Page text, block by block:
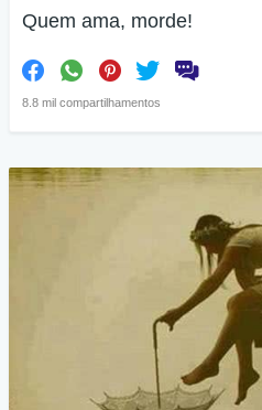
Quem ama, morde!
8.8 mil compartilhamentos